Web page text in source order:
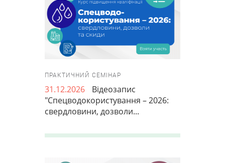
ПРАКТИЧНИЙ СЕМІНАР
31.12.2026
Відеозапис
"Спецводокористування – 2026:
свердловини, дозволи...